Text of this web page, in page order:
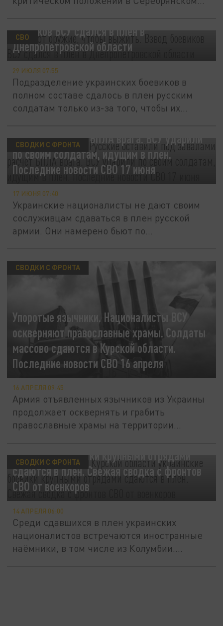
боевиков ВСУ сдался в плен в
Днепропетровской области
СВО
29 ИЮЛЯ 07:55
Подразделение украинских боевиков в
полном составе сдалось в плен русским
солдатам только из-за того, чтобы их...
завалами расчёт БПЛА врага. ВСУ ударили
по своим солдатам, идущим в плен.
Последние новости СВО 17 июня
СВОДКИ С ФРОНТА
17 ИЮНЯ 07:40
Украинские националисты не дают своим
сослуживцам сдаваться в плен русской
армии. Они намерено бьют по...
Упоротые язычники. Националисты ВСУ
оскверняют православные храмы. Солдаты
массово сдаются в Курской области.
Последние новости СВО 16 апреля
СВОДКИ С ФРОНТА
16 АПРЕЛЯ 09:45
Армия отъявленных язычников из Украины
продолжает осквернять и грабить
православные храмы на территории...
украинские боевики крупными отрядами
сдаются в плен. Свежая сводка с фронтов
СВО от военкоров
СВОДКИ С ФРОНТА
14 АПРЕЛЯ 06:00
Среди сдавшихся в плен украинских
националистов встречаются иностранные
наёмники, в том числе из Колумбии....